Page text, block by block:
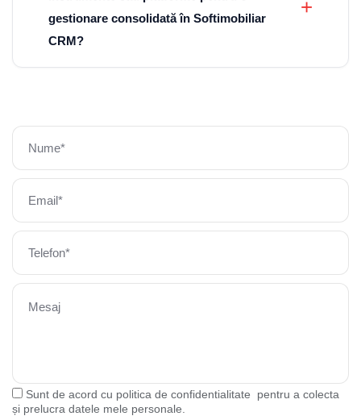
Sunt de acord cu politica de confidentialitate
pentru a colecta
și prelucra datele mele personale.
gestionare consolidată în Softimobiliar
CRM?